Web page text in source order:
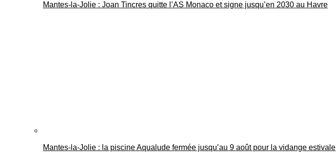
Mantes-la-Jolie : Joan Tincres quitte l’AS Monaco et signe jusqu’en 2030 au Havre
Mantes-la-Jolie : la piscine Aqualude fermée jusqu’au 9 août pour la vidange estivale